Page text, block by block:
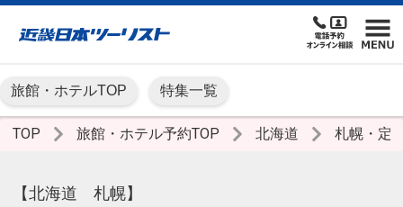
旅館・ホテルTOP 特集一覧
TOP 旅館・ホテル予約TOP 北海道 札幌・定
【北海道 札幌】